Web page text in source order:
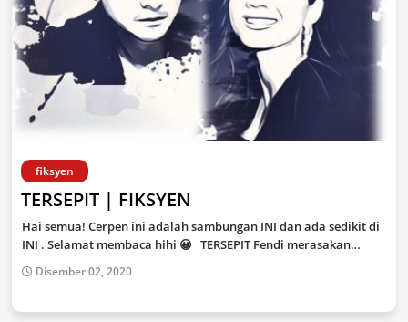
fiksyen
TERSEPIT | FIKSYEN
Hai semua! Cerpen ini adalah sambungan INI dan ada sedikit di
INI . Selamat membaca hihi 😀 TERSEPIT Fendi merasakan…
Disember 02, 2020